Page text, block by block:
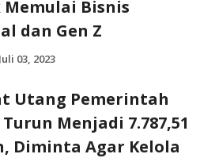
Bisnis
dan Gen Z
Juli 03, 2023
Utang Pemerintah
Menjadi 7.787,51
Diminta Agar Kelola